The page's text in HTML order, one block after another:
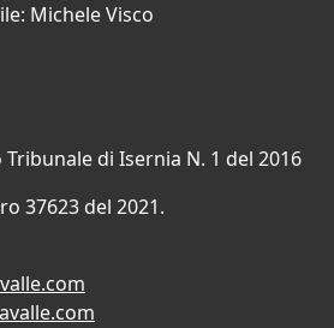
Michele Visco
di Isernia N. 1 del 2016
37623 del 2021.